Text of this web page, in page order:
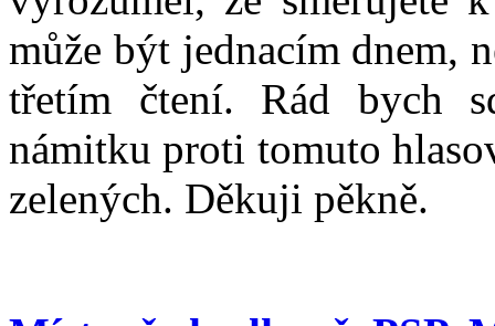
může být jednacím dnem,
třetím čtení. Rád bych
námitku proti tomuto
zelených. Děkuji pěkně.